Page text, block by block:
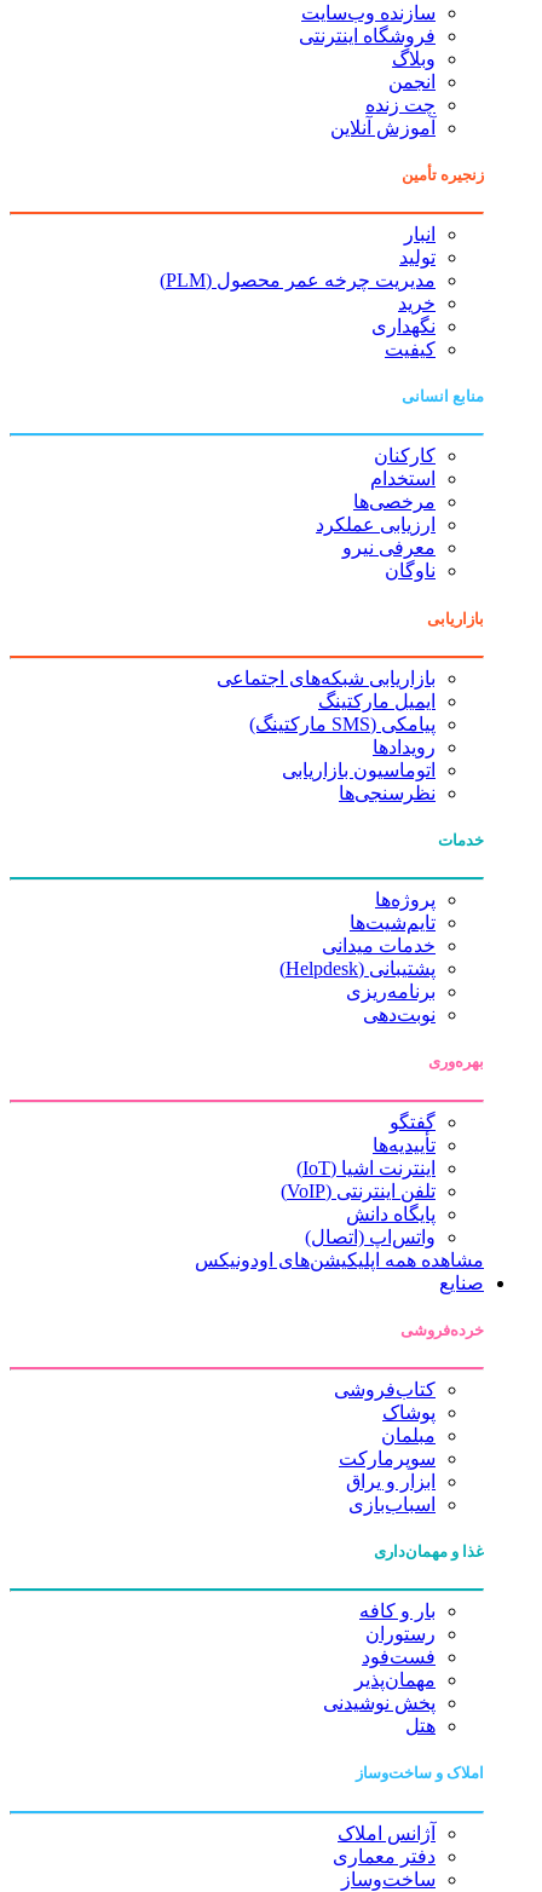
سازنده وب‌سایت
فروشگاه اینترنتی
وبلاگ
انجمن
چت زنده
آموزش آنلاین
زنجیره تأمین
انبار
تولید
مدیریت چرخه عمر محصول (PLM)
خرید
نگهداری
کیفیت
منابع انسانی
کارکنان
استخدام
مرخصی‌ها
ارزیابی عملکرد
معرفی نیرو
ناوگان
بازاریابی
بازاریابی شبکه‌های اجتماعی
ایمیل مارکتینگ
پیامکی (SMS مارکتینگ)
رویدادها
اتوماسیون بازاریابی
نظرسنجی‌ها
خدمات
پروژه‌ها
تایم‌شیت‌ها
خدمات میدانی
پشتیبانی (Helpdesk)
برنامه‌ریزی
نوبت‌دهی
بهره‌وری
گفتگو
تأییدیه‌ها
اینترنت اشیا (IoT)
تلفن اینترنتی (VoIP)
پایگاه دانش
واتس‌اپ (اتصال)
مشاهده همه اپلیکیشن‌های اودونیکس
صنایع
خرده‌فروشی
کتاب‌فروشی
پوشاک
مبلمان
سوپرمارکت
ابزار و یراق
اسباب‌بازی
غذا و مهمان‌داری
بار و کافه
رستوران
فست‌فود
مهمان‌پذیر
پخش نوشیدنی
هتل
املاک و ساخت‌وساز
آژانس املاک
دفتر معماری
ساخت‌وساز